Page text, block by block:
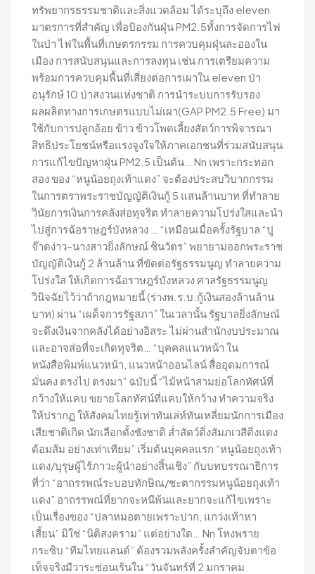
ทรัพยากรธรรมชาติและสิ่งแวดล้อม ได้ระบุถึง eleven
มาตรการที่สำคัญ เพื่อป้องกันฝุ่น PM2.5ทั้งการจัดการไฟ
ในป่า ไฟในพื้นที่เกษตรกรรม การควบคุมฝุ่นละอองใน
เมือง การสนับสนุนและการลงทุน เช่น การเตรียมความ
พร้อมการควบคุมพื้นที่เสี่ยงต่อการเผาใน eleven ป่า
อนุรักษ์ 10 ป่าสงวนแห่งชาติ การนำระบบการรับรอง
ผลผลิตทางการเกษตรแบบไม่เผา(GAP PM2.5 Free) มา
ใช้กับการปลูกอ้อย ข้าว ข้าวโพดเลี้ยงสัตว์การพิจารณา
สิทธิประโยชน์หรือแรงจูงใจให้ภาคเอกชนที่ร่วมสนับสนุน
การแก้ไขปัญหาฝุ่น PM2.5 เป็นต้น… Nn เพราะกระทอก
สอง ของ “หนูน้อยถุงเท้าแดง” จะต้องประสบวิบากกรรม
ในการตราพระราชบัญญัติเงินกู้ 5 แสนล้านบาท ที่ทำลาย
วินัยการเงินการคลังส่อทุจริต ทำลายความโปร่งใสและนำ
ไปสู่การฉ้อราษฎร์บังหลวง … “เหมือนเมื่อครั้งรัฐบาล “ปู
จ๊าดง่าว–นางสาวยิ่งลักษณ์ ชินวัตร” พยายามออกพระราช
บัญญัติเงินกู้ 2 ล้านล้าน ที่ขัดต่อรัฐธรรมนูญ ทำลายความ
โปร่งใส ให้เกิดการฉ้อราษฎร์บังหลวง ศาลรัฐธรรมนูญ
วินิจฉัยไว้ว่าถ้ากฎหมายนี้ (ร่างพ.ร.บ.กู้เงินสองล้านล้าน
บาท) ผ่าน “เผด็จการรัฐสภา” ในเวลานั้น รัฐบาลยิ่งลักษณ์
จะดึงเงินจากคลังได้อย่างอิสระ ไม่ผ่านสำนักงบประมาณ
และอาจส่อที่จะเกิดทุจริต… “บุคคลแนวหน้า ใน
หนังสือพิมพ์แนวหน้า, แนวหน้าออนไลน์ สื่ออุดมการณ์
มั่นคง ตรงไป ตรงมา” ฉบับนี้ “ไม้หน้าสามย่อโลกทัศน์ที่
กว้างให้แคบ ขยายโลกทัศน์ที่แคบให้กว้าง ทำความจริง
ให้ปรากฏ ให้สังคมไทยรู้เท่าทันเล่ห์ทันเหลี่ยมนักการเมือง
เสียชาติเกิด นักเลือกตั้งชังชาติ ส่ำสัตว์ติ่งสัมภเวสีติ่งแดง
ด้อมส้ม อย่างเท่าเทียม” เริ่มต้นบุคคลแรก “หนูน้อยถุงเท้า
แดง/บุรุษผู้ไร้ภาวะผู้นำอย่างสิ้นเชิง” กับบทบรรณาธิการ
ที่ว่า “อาถรรพณ์ระบอบทักษิณ/ชะตากรรมหนูน้อยถุงเท้า
แดง” อาถรรพณ์ที่ยากจะหนีพ้นและยากจะแก้ไขเพราะ
เป็นเรื่องของ “ปลาหมอตายเพราะปาก, แกว่งเท้าหา
เสี้ยน” มิใช่ “นิติสงคราม” แต่อย่างใด… Nn โหงพราย
กระซิบ “ทีมไทยแลนด์” ต้องรวมพลังครั้งสำคัญจับตาข้อ
เท็จจริงมีวาระซ่อนเร้นใน “วันจันทร์ที่ 2 มกราคม